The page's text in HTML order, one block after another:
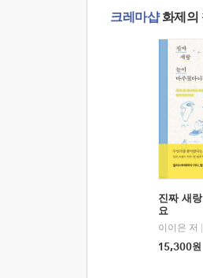
크레마샵화제의
진짜 새
요
이이은 저
15,300원